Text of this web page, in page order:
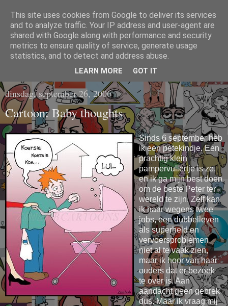
CARTOONS EN
ILLUSTRATIES
dinsdag, september 26, 2006
Cartoon: Baby thoughts
Sinds 6 september heb
ik een petekindje. Een
prachtig klein
pampervullertje is ze,
en ik ga mijn best doen
om de beste Peter ter
wereld te zijn. Zelf kan
ik haar wegens twee
jobs, een dubbelleven
als superheld en
vervoersproblemen
niet al te vaak zien,
maar ik hoor van haar
ouders dat er bezoek
te over is. Aan
aandacht geen gebrek
dus. Maar ik vraag mij
This site uses cookies from Google to deliver its services
and to analyze traffic. Your IP address and user-agent are
shared with Google along with performance and security
metrics to ensure quality of service, generate usage
statistics, and to detect and address abuse.
LEARN MORE GOT IT